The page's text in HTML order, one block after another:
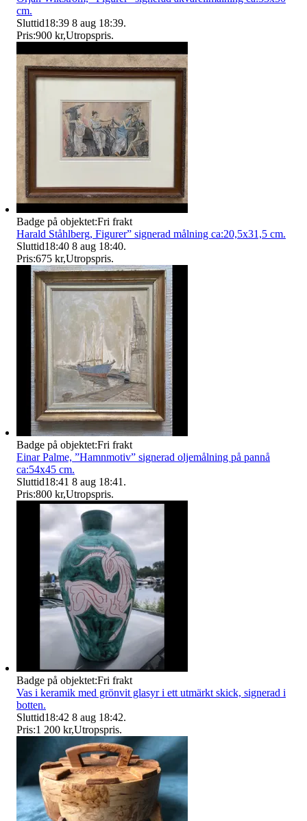
cm.
Sluttid18:39 8 aug 18:39.
Pris:900 kr,Utropspris.
Badge på objektet:Fri frakt
Harald Ståhlberg, Figurer” signerad målning ca:20,5x31,5 cm.
Sluttid18:40 8 aug 18:40.
Pris:675 kr,Utropspris.
Badge på objektet:Fri frakt
Einar Palme, ”Hamnmotiv” signerad oljemålning på pannå
ca:54x45 cm.
Sluttid18:41 8 aug 18:41 .
Pris:800 kr,Utropspris.
Badge på objektet:Fri frakt
Vas i keramik med grönvit glasyr i ett utmärkt skick, signerad i
botten.
Sluttid18:42 8 aug 18:42.
Pris:1 200 kr,Utropspris.